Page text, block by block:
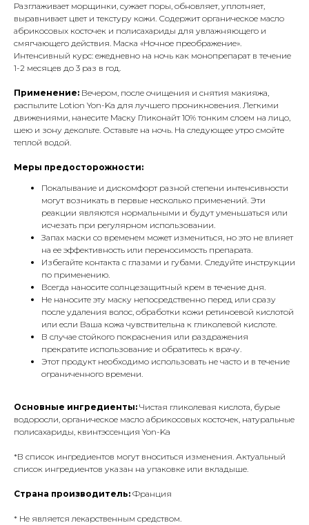
Разглаживает морщинки, сужает поры, обновляет, уплотняет,
выравнивает цвет и текстуру кожи. Содержит органическое масло
абрикосовых косточек и полисахариды для увлажняющего и
смягчающего действия. Маска «Ночное преображение».
Интенсивный курс: ежедневно на ночь как монопрепарат в течение
1-2 месяцев до 3 раз в год.
Применение: Вечером, после очищения и снятия макияжа,
распылите Lotion Yon-Ka для лучшего проникновения. Легкими
движениями, нанесите Маску Гликонайт 10% тонким слоем на лицо,
шею и зону декольте. Оставьте на ночь. На следующее утро смойте
теплой водой.
Меры предосторожности:
Покалывание и дискомфорт разной степени интенсивности
могут возникать в первые несколько применений. Эти
реакции являются нормальными и будут уменьшаться или
исчезать при регулярном использовании.
Запах маски со временем может измениться, но это не влияет
на ее эффективность или переносимость препарата.
Избегайте контакта с глазами и губами. Следуйте инструкции
по применению.
Всегда наносите солнцезащитный крем в течение дня.
Не наносите эту маску непосредственно перед или сразу
после удаления волос, обработки кожи ретиноевой кислотой
или если Ваша кожа чувствительна к гликолевой кислоте.
В случае стойкого покраснения или раздражения
прекратите использование и обратитесь к врачу.
Этот продукт необходимо использовать не часто и в течение
ограниченного времени.
Основные ингредиенты: Чистая гликолевая кислота, бурые
водоросли, органическое масло абрикосовых косточек, натуральные
полисахариды, квинтэссенция Yon-Ka
*В список ингредиентов могут вноситься изменения. Актуальный
список ингредиентов указан на упаковке или вкладыше.
Страна производитель: Франция
* Не является лекарственным средством.